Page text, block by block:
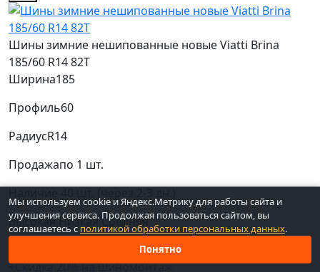
Шины зимние нешипованные новые Viatti Brina
185/60 R14 82T
Ширина185
Профиль60
РадиусR14
Продажапо 1 шт.
ВысокаяНизкаяСредняя
+Скидка 20% на шиномонтаж
Мы используем cookie и Яндекс.Метрику для работы сайта и
улучшения сервиса. Продолжая пользоваться сайтом, вы
соглашаетесь с политикой обработки персональных данных.
Понятно